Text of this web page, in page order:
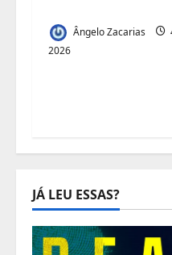
o
s
Ângelo Zacarias
2026
JÁ LEU ESSAS?